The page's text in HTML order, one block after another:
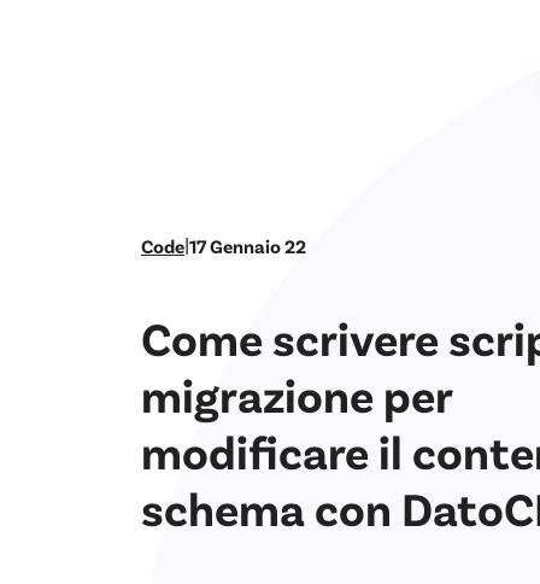
Code|17 Gennaio 22
Come scrivere
migrazione per
modificare il
schema con